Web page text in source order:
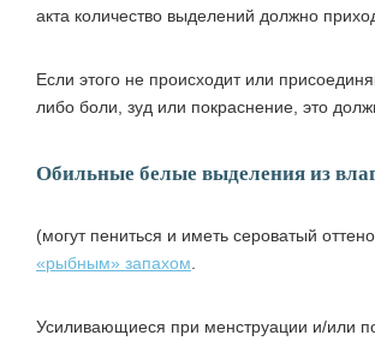
акта количество выделений должно
Если этого не происходит или
либо боли, зуд или покраснение, это
Обильные белые выделения из
(могут пениться и иметь сероватый
«рыбным» запахом
Усиливающиеся при менструации и/или